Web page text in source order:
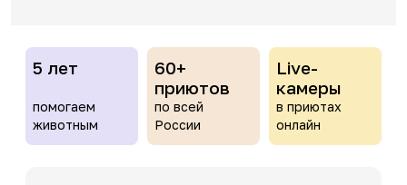
5 лет
помогаем
животным
60+
приютов
по всей
России
Live-
камеры
в приютах
онлайн